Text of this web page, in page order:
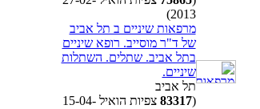
2013)
מרפאות שיניים ב תל אביב
של ד"ר מוסייב. רופא שיניים
בתל אביב. שתלים. השתלות
שיניים.
תל אביב
(
83317
צפיות הואיל 15-04-